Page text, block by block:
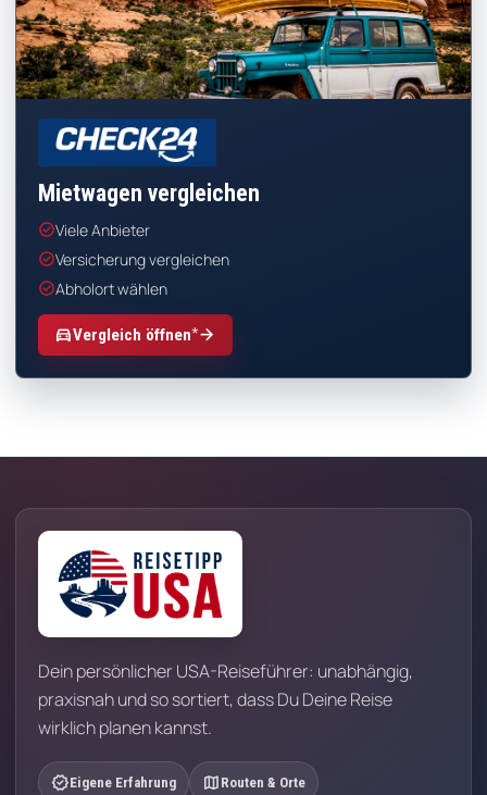
CHECK24
Mietwagen vergleichen
check_circleViele Anbieter
check_circleVersicherung vergleichen
check_circleAbholort wählen
directions_carVergleich öffnen*arrow_forward
Dein persönlicher USA-Reiseführer: unabhängig,
praxisnah und so sortiert, dass Du Deine Reise
wirklich planen kannst.
verifiedEigene Erfahrung map Routen & Orte